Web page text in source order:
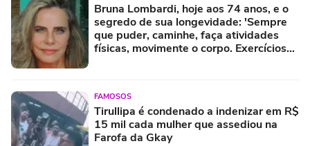
Bruna Lombardi, hoje aos 74 anos, e o
segredo de sua longevidade: 'Sempre
que puder, caminhe, faça atividades
físicas, movimente o corpo. Exercícios
FAMOSOS
Tirullipa é condenado a indenizar em R$
15 mil cada mulher que assediou na
Farofa da Gkay